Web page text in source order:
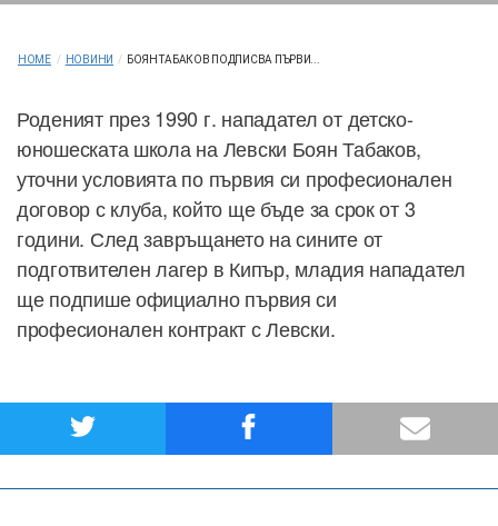
HOME / НОВИНИ / БОЯН ТАБАКОВ ПОДПИСВА ПЪРВИ...
Роденият през 1990 г. нападател от детско-
юношеската школа на Левски Боян Табаков,
уточни условията по първия си професионален
договор с клуба, който ще бъде за срок от 3
години. След завръщането на сините от
подготвителен лагер в Кипър, младия нападател
ще подпише официално първия си
професионален контракт с Левски.